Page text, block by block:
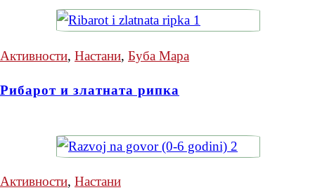
Активности, Настани, Буба Мара
Рибарот и златната рипка
Активности, Настани